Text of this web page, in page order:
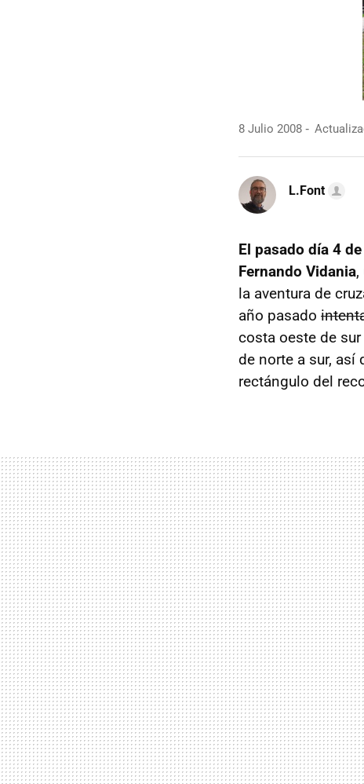
8 Julio 2008
L.Font
El pasado día 4
Fernando Vidania,
la aventura de
año pasado
costa oeste de
de norte a sur, así
rectángulo del